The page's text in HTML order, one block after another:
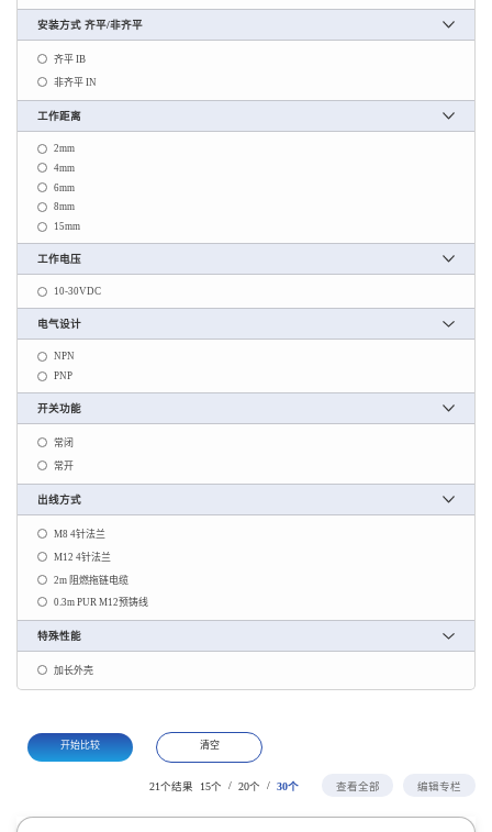
安装方式 齐平/非齐平
齐平 IB
非齐平 IN
工作距离
2mm
4mm
6mm
8mm
15mm
工作电压
10-30VDC
电气设计
NPN
PNP
开关功能
常闭
常开
出线方式
M8 4针法兰
M12 4针法兰
2m 阻燃拖链电缆
0.3m PUR M12预铸线
特殊性能
加长外壳
开始比较 清空
21个结果 15个 / 20个 / 30个 查看全部 编辑专栏